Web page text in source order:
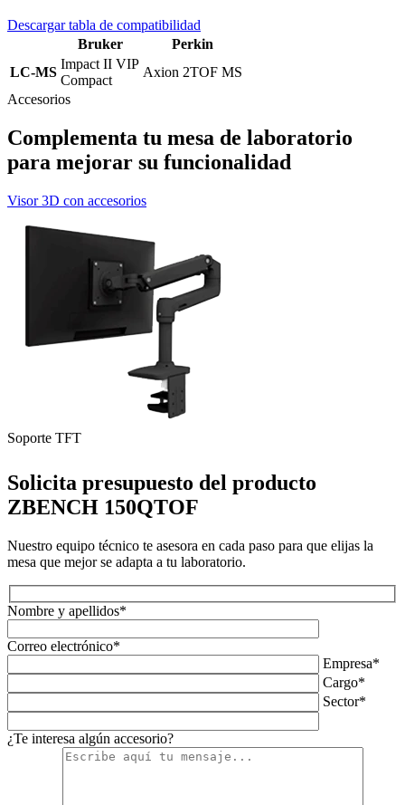
Descargar tabla de compatibilidad
Bruker
Perkin
LC-MS
Impact II VIP
Compact
Axion 2TOF MS
Accesorios
Complementa tu mesa de laboratorio
para mejorar su funcionalidad
Visor 3D con accesorios
Soporte TFT
Solicita presupuesto del producto
ZBENCH 150QTOF
Nuestro equipo técnico te asesora en cada paso para que elijas la
mesa que mejor se adapta a tu laboratorio.
Nombre y apellidos*
Correo electrónico*
Empresa*
Cargo*
Sector*
¿Te interesa algún accesorio?